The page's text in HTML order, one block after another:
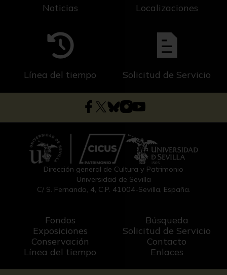
Noticias Localizaciones
Línea del tiempo Solicitud de Servicio
Dirección general de Cultura y Patrimonio
Universidad de Sevilla
C/ S. Fernando, 4, C.P. 41004-Sevilla, España.
Fondos
Exposiciones
Conservación
Línea del tiempo
Búsqueda
Solicitud de Servicio
Contacto
Enlaces